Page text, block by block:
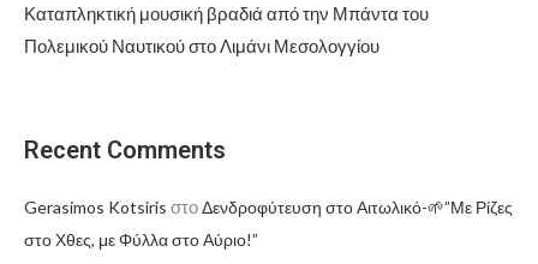
Καταπληκτική μουσική βραδιά από την Μπάντα του
Πολεμικού Ναυτικού στο Λιμάνι Μεσολογγίου
Recent Comments
Gerasimos Kotsiris στοΔενδροφύτευση στο Αιτωλικό-🌱”Με Ρίζες
στο Χθες, με Φύλλα στο Αύριο!”